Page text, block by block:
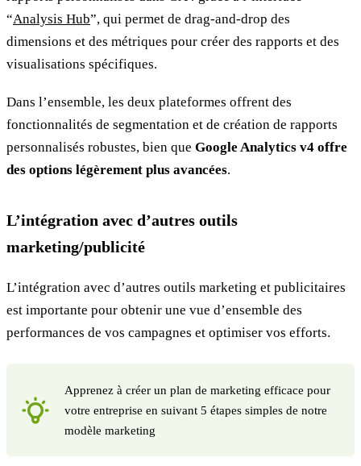
“Analysis Hub”, qui permet de drag-and-drop des
dimensions et des métriques pour créer des rapports et des
visualisations spécifiques.
Dans l’ensemble, les deux plateformes offrent des
fonctionnalités de segmentation et de création de rapports
personnalisés robustes, bien que Google Analytics v4 offre
des options légèrement plus avancées.
L’intégration avec d’autres outils
marketing/publicité
L’intégration avec d’autres outils marketing et publicitaires
est importante pour obtenir une vue d’ensemble des
performances de vos campagnes et optimiser vos efforts.
Apprenez à créer un plan de marketing efficace pour
votre entreprise en suivant 5 étapes simples de notre
modèle marketing